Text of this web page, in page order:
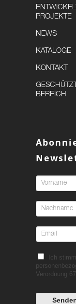
PROJEKTE
NEWS
KATALOGE
KONTAKT
BEREICH
Ich
Verordnung